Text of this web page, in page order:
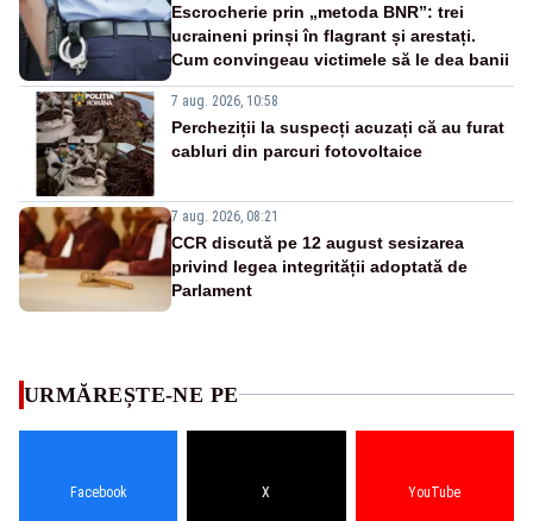
Escrocherie prin „metoda BNR”: trei
ucraineni prinși în flagrant și arestați.
Cum convingeau victimele să le dea banii
7 aug. 2026, 10:58
Percheziții la suspecți acuzați că au furat
cabluri din parcuri fotovoltaice
7 aug. 2026, 08:21
CCR discută pe 12 august sesizarea
privind legea integrității adoptată de
Parlament
URMĂREȘTE-NE PE
Facebook X YouTube